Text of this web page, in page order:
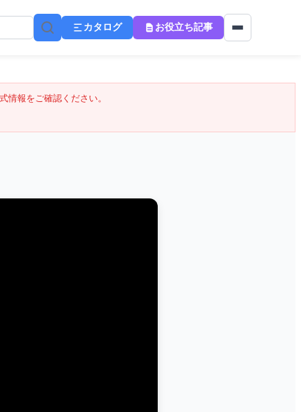
カタログ お役立ち記事
情報をご確認ください。